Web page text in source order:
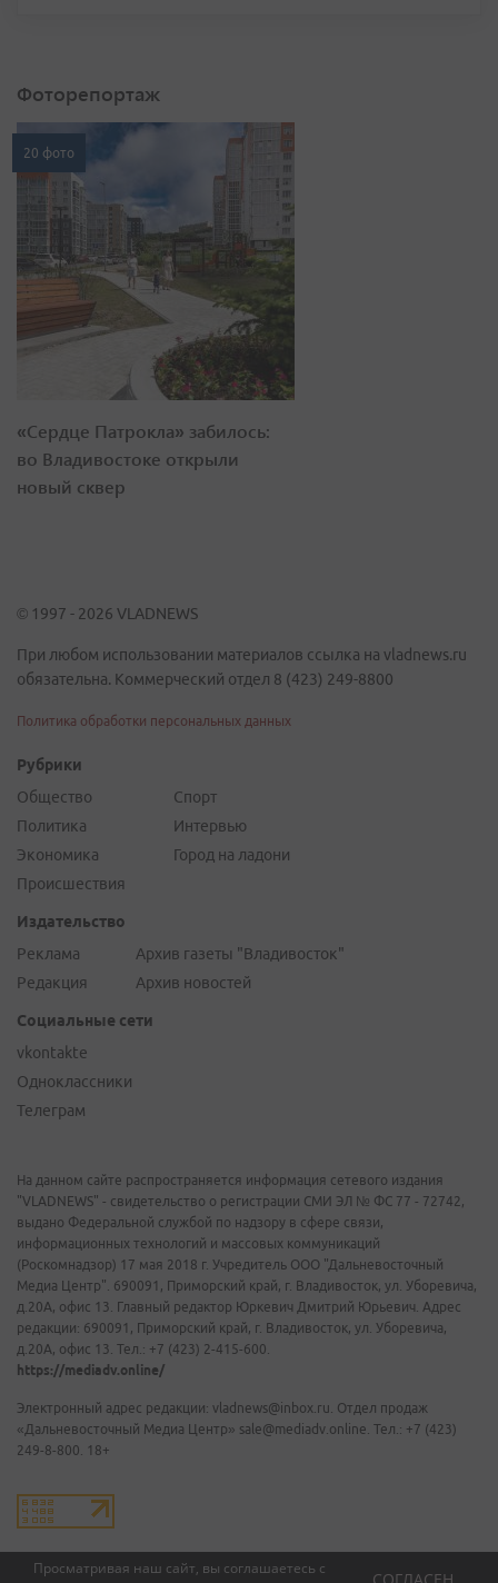
Просматривая наш сайт, вы соглашаетесь с
Фоторепортаж
20 фото
«Сердце Патрокла» забилось:
во Владивостоке открыли
новый сквер
© 1997 - 2026 VLADNEWS
При любом использовании материалов ссылка на vladnews.ru
обязательна. Коммерческий отдел 8 (423) 249-8800
Политика обработки персональных данных
Рубрики
Общество
Политика
Экономика
Происшествия
Спорт
Интервью
Город на ладони
Издательство
Реклама
Редакция
Архив газеты "Владивосток"
Архив новостей
Социальные сети
vkontakte
Одноклассники
Телеграм
На данном сайте распространяется информация сетевого издания
"VLADNEWS" - свидетельство о регистрации СМИ ЭЛ № ФС 77 - 72742,
выдано Федеральной службой по надзору в сфере связи,
информационных технологий и массовых коммуникаций
(Роскомнадзор) 17 мая 2018 г. Учредитель ООО "Дальневосточный
Медиа Центр". 690091, Приморский край, г. Владивосток, ул. Уборевича,
д.20А, офис 13. Главный редактор Юркевич Дмитрий Юрьевич. Адрес
редакции: 690091, Приморский край, г. Владивосток, ул. Уборевича,
д.20А, офис 13. Тел.: +7 (423) 2-415-600.
https://mediadv.online/
Электронный адрес редакции: vladnews@inbox.ru. Отдел продаж
«Дальневосточный Медиа Центр» sale@mediadv.online. Тел.: +7 (423)
249-8-800. 18+